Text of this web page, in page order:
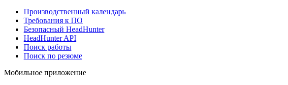
Производственный календарь
Требования к ПО
Безопасный HeadHunter
HeadHunter API
Поиск работы
Поиск по резюме
Мобильное приложение